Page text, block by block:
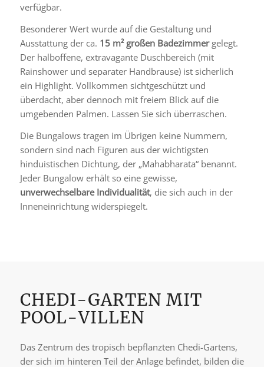
verfügbar.
Besonderer Wert wurde auf die Gestaltung und
Ausstattung der ca. 15 m² großen Badezimmer gelegt.
Der halboffene, extravagante Dusch­bereich (mit
Rainshower und separater Hand­brause) ist sicherlich
ein Highlight. Vollkommen sichtgeschützt und
überdacht, aber dennoch mit freiem Blick auf die
umgebenden Palmen. Lassen Sie sich überraschen.
Die Bungalows tragen im Übrigen keine Nummern,
sondern sind nach Figuren aus der wichtigsten
hinduistischen Dichtung, der „Mahabharata“ benannt.
Jeder Bungalow erhält so eine gewisse,
unverwechselbare Individualität, die sich auch in der
Inneneinrichtung widerspiegelt.
CHEDI-GARTEN MIT
POOL-VILLEN
Das Zentrum des tropisch bepflanzten Chedi-Gartens,
der sich im hinteren Teil der Anlage befindet, bilden die